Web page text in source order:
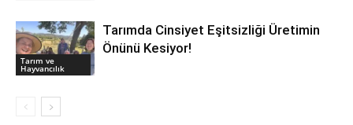
Tarım ve
Hayvancılık
Tarımda Cinsiyet Eşitsizliği Üretimin
Önünü Kesiyor!